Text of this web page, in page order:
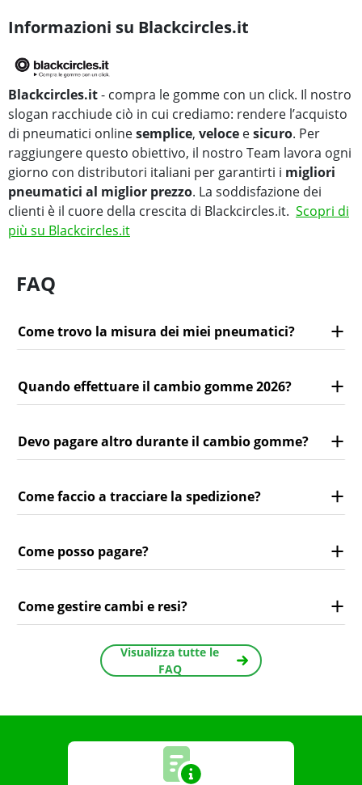
Informazioni su Blackcircles.it
Blackcircles.it- compra le gomme con un click. Il nostro
slogan racchiude ciò in cui crediamo: rendere l’acquisto
di pneumatici onlinesemplice, veloce esicuro. Per
raggiungere questo obiettivo, il nostro Team lavora ogni
giorno con distributori italiani per garantirti i migliori
pneumatici al miglior prezzo. La soddisfazione dei
clienti è il cuore della crescita di Blackcircles.it. Scopri di
più su Blackcircles.it
FAQ
Come trovo la misura dei miei pneumatici?
Quando effettuare il cambio gomme 2026?
Devo pagare altro durante il cambio gomme?
Come faccio a tracciare la spedizione?
Come posso pagare?
Come gestire cambi e resi?
Visualizza tutte le
FAQ